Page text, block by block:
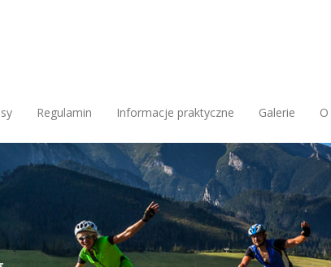
Regulamin Informacje praktyczne Galerie